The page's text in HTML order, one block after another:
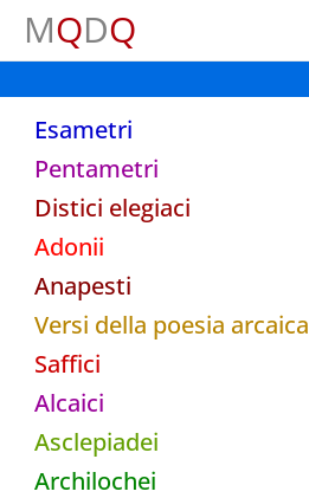
MQDQ
Esametri
Pentametri
Distici elegiaci
Adonii
Anapesti
Versi della poesia arcaica
Saffici
Alcaici
Asclepiadei
Archilochei